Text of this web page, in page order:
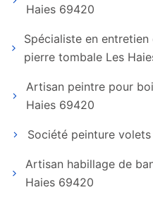
Haies 69420
Spécialiste en
pierre tombale Les
Artisan peintre pour
Haies 69420
Société peinture
Artisan habillage de
Haies 69420